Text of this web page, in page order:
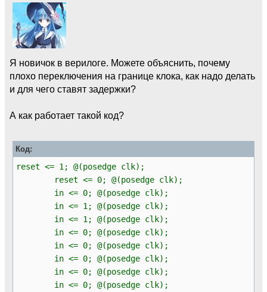
Я новичок в верилоге. Можете объяснить, почему
плохо переключения на границе клока, как надо делать
и для чего ставят задержки?
А как работает такой код?
Код:
reset <= 1; @(posedge clk);
reset <= 0; @(posedge clk);
in <= 0; @(posedge clk);
in <= 1; @(posedge clk);
in <= 1; @(posedge clk);
in <= 0; @(posedge clk);
in <= 0; @(posedge clk);
in <= 0; @(posedge clk);
in <= 0; @(posedge clk);
in <= 0; @(posedge clk);